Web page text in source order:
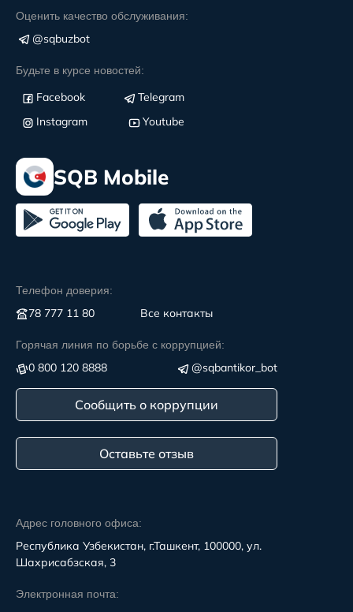
Адрес головного офиса:
Республика Узбекистан, г.Ташкент, 100000, ул.
Шахрисабзская, 3
Электронная почта:
Оценить качество обслуживания:
@sqbuzbot
Будьте в курсе новостей:
Facebook
Telegram
Instagram
Youtube
SQB Mobile
Телефон доверия:
78 777 11 80 Все контакты
Горячая линия по борьбе с коррупцией:
0 800 120 8888 @sqbantikor_bot
Сообщить о коррупции
Оставьте отзыв